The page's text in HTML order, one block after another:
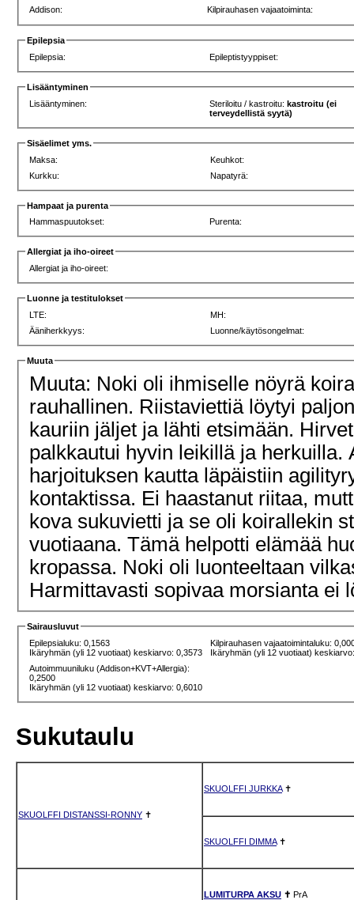
Addison:
Kilpirauhasen vajaatoiminta:
Epilepsia
Epilepsia:
Epileptistyyppiset:
Lisääntyminen
Lisääntyminen:
Steriloitu / kastroitu:kastroitu (ei
terveydellistä syytä)
Sisäelimet yms.
Maksa:
Keuhkot:
Kurkku:
Napatyrä:
Hampaat ja purenta
Hammaspuutokset:
Purenta:
Allergiat ja iho-oireet
Allergiat ja iho-oireet:
Luonne ja testitulokset
LTE:
MH:
Ääniherkkyys:
Luonne/käytösongelmat:
Muuta
Muuta: Noki oli ihmiselle nöyrä
rauhallinen. Riistaviettiä löytyi
kauriin jäljet ja lähti etsimään.
palkkautui hyvin leikillä ja
harjoituksen kautta läpäistiin
kontaktissa. Ei haastanut riitaa,
kova sukuvietti ja se oli koirallekin
vuotiaana. Tämä helpotti elämää
kropassa. Noki oli luonteeltaan
Harmittavasti sopivaa morsianta ei
Sairausluvut
Epilepsialuku: 0,1563
Ikäryhmän (yli 12 vuotiaat) keskiarvo: 0,3573
Kilpirauhasen vajaatoimintaluku:
Ikäryhmän (yli 12 vuotiaat)
Autoimmuuniluku (Addison+KVT+Allergia):
0,2500
Ikäryhmän (yli 12 vuotiaat) keskiarvo: 0,6010
Sukutaulu
SKUOLFFI DISTANSSI-RONNY ✝
SKUOLFFI JURKKA✝
SKUOLFFI DIMMA✝
LUMITURPA AKSU ✝ PrA